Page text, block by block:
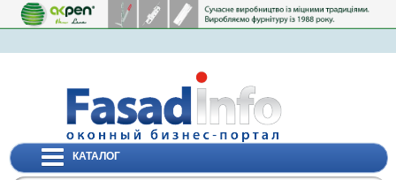
КАТАЛОГ